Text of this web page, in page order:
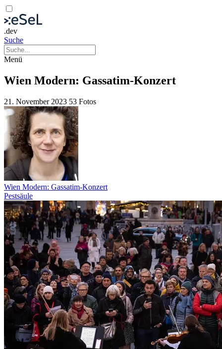
.dev
Suche
Menü
Wien Modern: Gassatim-Konzert
21. November 2023 53 Fotos
Wien Modern: Gassatim-Konzert
Pestsäule